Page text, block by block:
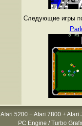
Следующие игры
Atari 5200 + Atari 7800 + Atari
PC Engine / Turbo